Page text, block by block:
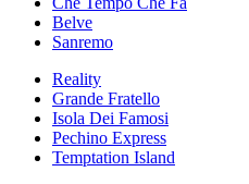
Belve
Sanremo
Reality
Grande Fratello
Isola Dei Famosi
Pechino Express
Temptation Island